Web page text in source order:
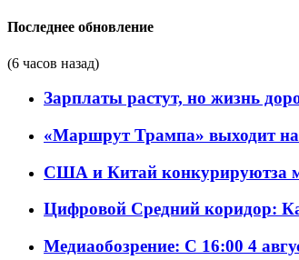
Последнее обновление
(6 часов назад)
Зарплаты растут, но жизнь
«Маршрут Трампа» выходит
США и Китай конкурируютза
Цифровой Средний коридор:
Медиаобозрение: С 16:00 4